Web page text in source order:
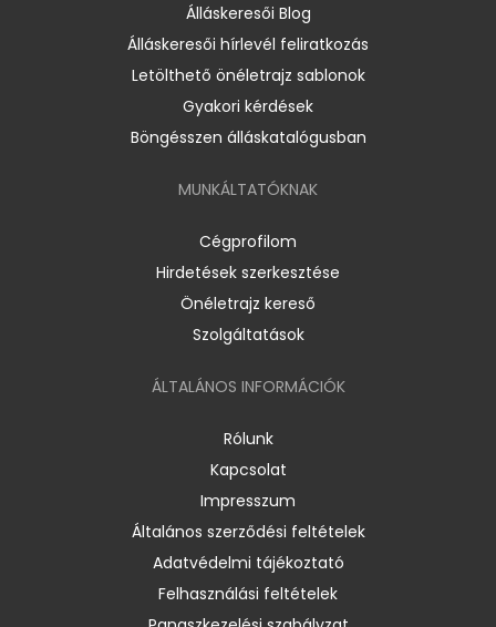
Álláskeresői Blog
Álláskeresői hírlevél feliratkozás
Letölthető önéletrajz sablonok
Gyakori kérdések
Böngésszen álláskatalógusban
MUNKÁLTATÓKNAK
Cégprofilom
Hirdetések szerkesztése
Önéletrajz kereső
Szolgáltatások
ÁLTALÁNOS INFORMÁCIÓK
Rólunk
Kapcsolat
Impresszum
Általános szerződési feltételek
Adatvédelmi tájékoztató
Felhasználási feltételek